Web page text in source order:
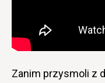
Zanim przysmoli z